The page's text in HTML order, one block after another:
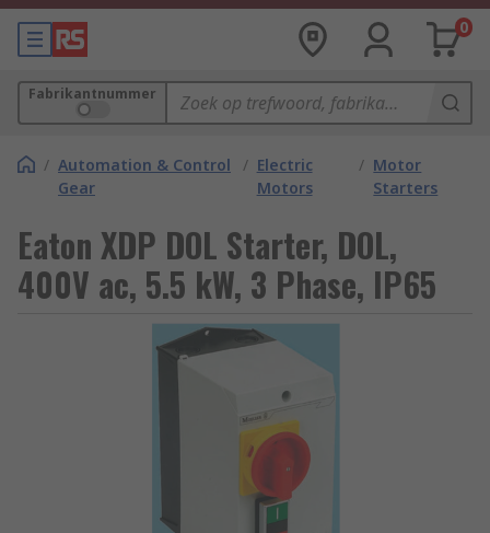
0
Fabrikantnummer
/ Automation & Control
Gear
/ Electric
Motors
/ Motor
Starters
Eaton XDP DOL Starter, DOL,
400V ac, 5.5 kW, 3 Phase, IP65